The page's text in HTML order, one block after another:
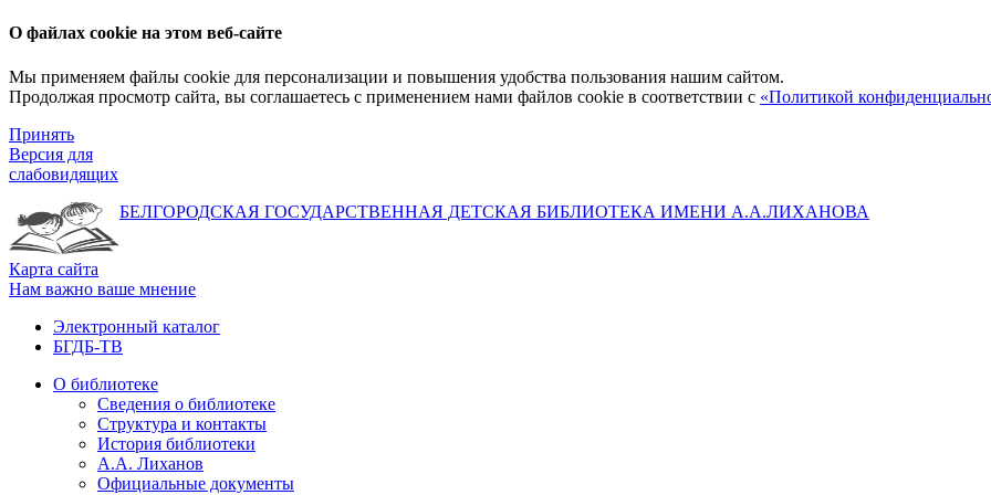
О файлах cookie на этом веб-сайте
Мы применяем файлы cookie для персонализации и повышения удобства пользования нашим сайтом.
Продолжая просмотр сайта, вы соглашаетесь с применением нами файлов cookie в соответствии с «Политикой
Принять
Версия для
слабовидящих
БЕЛГОРОДСКАЯ ГОСУДАРСТВЕННАЯ ДЕТСКАЯ БИБЛИОТЕКА ИМЕНИ А.А.ЛИХАНОВА
Карта сайта
Нам важно ваше мнение
Электронный каталог
БГДБ-ТВ
О библиотеке
Сведения о библиотеке
Структура и контакты
История библиотеки
А.А. Лиханов
Официальные документы